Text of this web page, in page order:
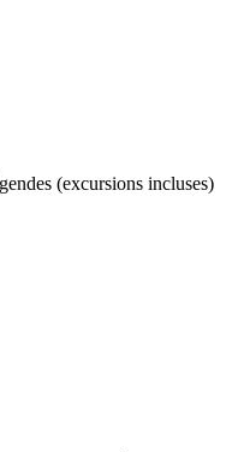
(excursions incluses)